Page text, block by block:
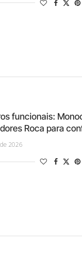
funcionais:
Roca para
2026